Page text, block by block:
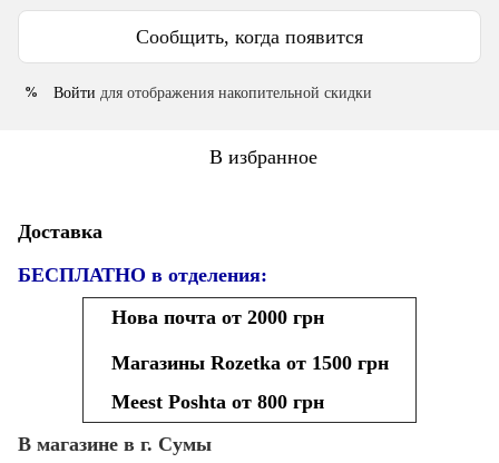
Сообщить, когда появится
% Войти для отображения накопительной скидки
В избранное
Доставка
БЕСПЛАТНО в отделения:
Нова почта от 2000 грн
Магазины Rozetka от 1500 грн
Meest Poshta от 800 грн
В магазине в г. Сумы